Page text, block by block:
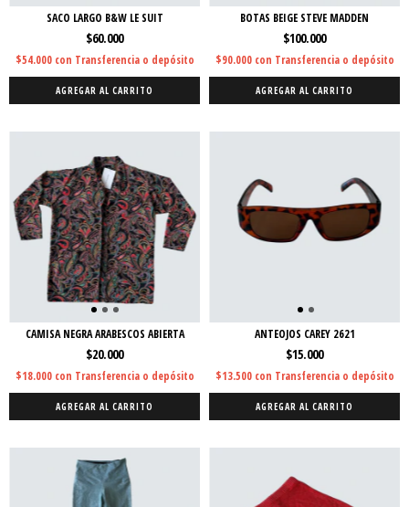
SACO LARGO B&W LE SUIT
$60.000
$54.000 con Transferencia o depósito
AGREGAR AL CARRITO
BOTAS BEIGE STEVE MADDEN
$100.000
$90.000 con Transferencia o depósito
AGREGAR AL CARRITO
CAMISA NEGRA ARABESCOS ABIERTA
$20.000
$18.000 con Transferencia o depósito
AGREGAR AL CARRITO
ANTEOJOS CAREY 2621
$15.000
$13.500 con Transferencia o depósito
AGREGAR AL CARRITO